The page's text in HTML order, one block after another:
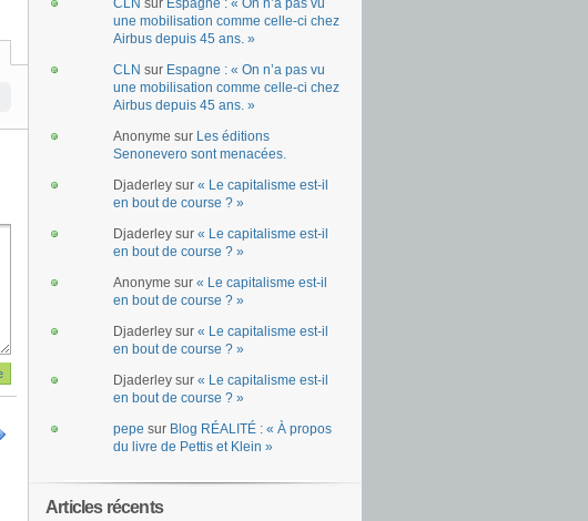
CLN sur Espagne : « On n’a pas vu
une mobilisation comme celle-ci chez
Airbus depuis 45 ans. »
CLN sur Espagne : « On n’a pas vu
une mobilisation comme celle-ci chez
Airbus depuis 45 ans. »
Anonyme sur Les éditions
Senonevero sont menacées.
Djaderley sur « Le capitalisme est-il
en bout de course ? »
Djaderley sur « Le capitalisme est-il
en bout de course ? »
Anonyme sur « Le capitalisme est-il
en bout de course ? »
Djaderley sur « Le capitalisme est-il
en bout de course ? »
Djaderley sur « Le capitalisme est-il
en bout de course ? »
pepe sur Blog RÉALITÉ : « À propos
du livre de Pettis et Klein »
Articles récents